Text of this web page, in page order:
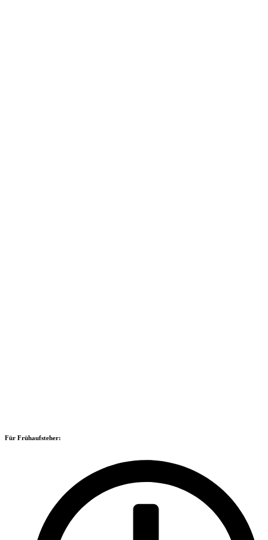
Für Frühaufsteher: